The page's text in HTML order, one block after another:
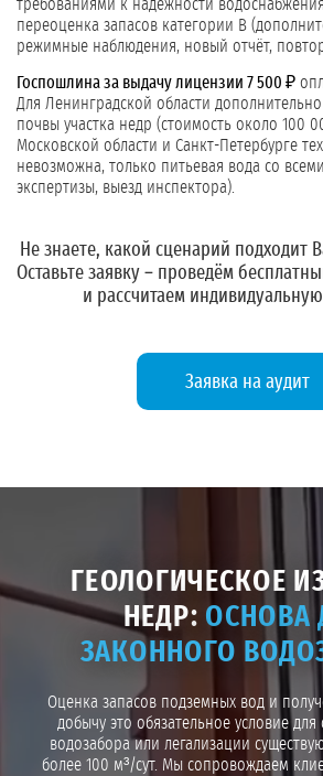
требованиями к надёжности водоснабжения
переоценка запасов категории В
режимные наблюдения, новый отчёт,
Госпошлина за выдачу лицензии 7 500 ₽
Для Ленинградской области дополнительно
почвы участка недр (стоимость около 100
Московской области и Санкт-Петербурге
невозможна, только питьевая вода со
экспертизы, выезд инспектора).
Не знаете, какой сценарий подходит
Оставьте заявку – проведём
и рассчитаем
Заявка на аудит
ГЕОЛОГИЧЕСКОЕ
НЕДР: ОСНОВА
ЗАКОННОГО
Оценка запасов подземных вод и
добычу это обязательное условие
водозабора или легализации
более 100 м³/сут. Мы сопровождаем